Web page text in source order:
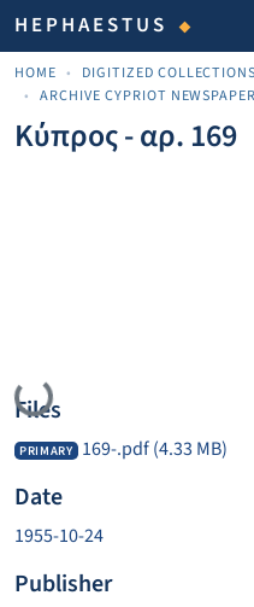
HEPHAESTUS
HOME
Κύπρος - αρ. 169
Loading...
Files
PRIMARY 169-.pdf(4.33 MB)
Date
1955-10-24
Publisher